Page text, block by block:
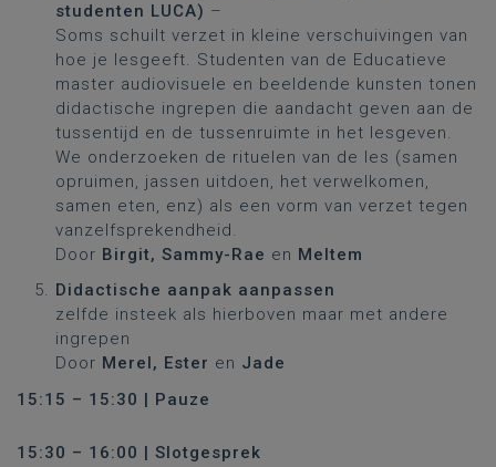
studenten LUCA) –
Soms schuilt verzet in kleine verschuivingen van
hoe je lesgeeft. Studenten van de Educatieve
master audiovisuele en beeldende kunsten tonen
didactische ingrepen die aandacht geven aan de
tussentijd en de tussenruimte in het lesgeven.
We onderzoeken de rituelen van de les (samen
opruimen, jassen uitdoen, het verwelkomen,
samen eten, enz) als een vorm van verzet tegen
vanzelfsprekendheid.
Door Birgit, Sammy-Rae en Meltem
Didactische aanpak aanpassen
zelfde insteek als hierboven maar met andere
ingrepen
Door Merel, Ester en Jade
15:15 – 15:30 | Pauze
15:30 – 16:00 | Slotgesprek